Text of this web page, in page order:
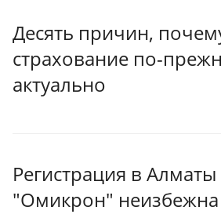
Десять причин,
страхование по-
актуально
Регистрация в
"Омикрон" неизбежна